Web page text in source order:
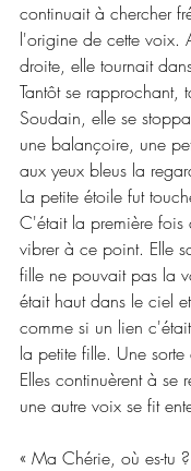
continuait à chercher
l'origine de cette voix.
droite, elle tournait
Tantôt se rapprochant,
Soudain, elle se
une balançoire, une
aux yeux bleus la
La petite étoile fut
C'était la première fois
vibrer à ce point. Elle
fille ne pouvait pas la
était haut dans le ciel
comme si un lien
la petite fille. Une
Elles continuèrent à se
une autre voix se fit
« Ma Chérie, où es-tu ?